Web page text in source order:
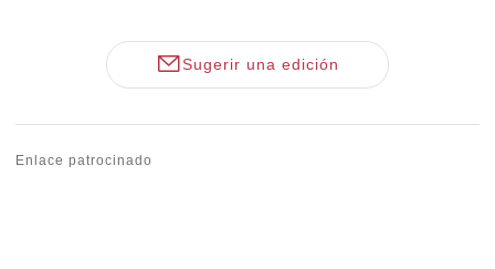
Sugerir una edición
Enlace patrocinado